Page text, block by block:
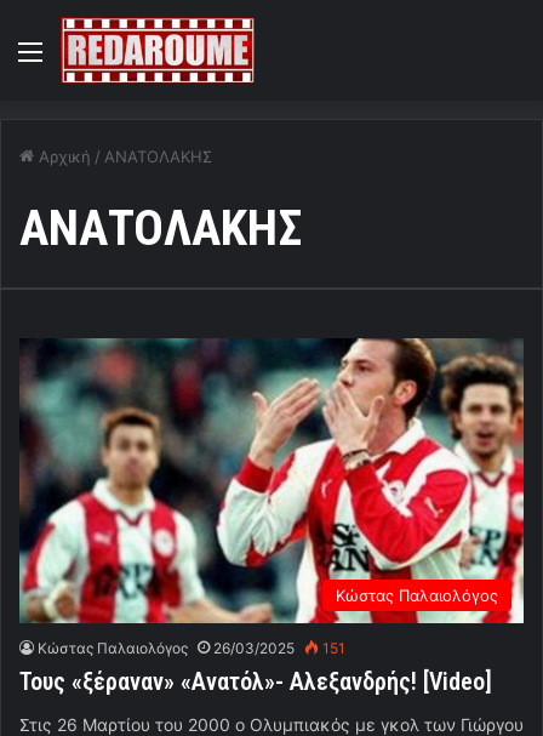
Menu
Αρχική / ΑΝΑΤΟΛΑΚΗΣ
ΑΝΑΤΟΛΑΚΗΣ
Κώστας Παλαιολόγος
Κώστας Παλαιολόγος 26/03/2025 151
Τους «ξέραναν» «Ανατόλ»- Αλεξανδρής! [Video]
Στις 26 Μαρτίου του 2000 ο Ολυμπιακός με γκολ των Γιώργου